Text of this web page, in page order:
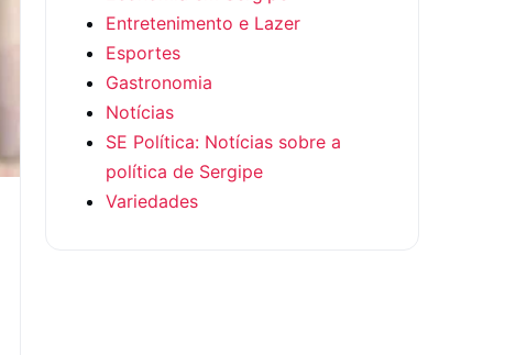
Entretenimento e Lazer
Esportes
Gastronomia
Notícias
SE Política: Notícias sobre a
política de Sergipe
Variedades